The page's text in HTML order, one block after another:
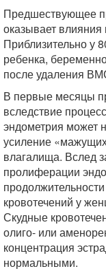
Предшествующее
оказывает
Приблизительно у
ребенка,
после удаления
В первые месяцы
вследствие
эндометрия может
усиление
влагалища. Вслед
пролиферации
кровотечений у
Скудные
олиго- или
концентрация
нормальными.